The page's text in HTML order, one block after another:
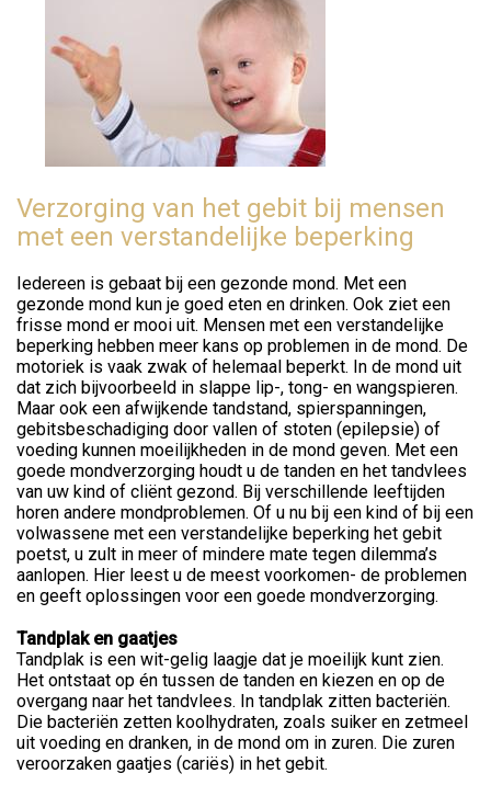
Verzorging van het gebit bij mensen
met een verstandelijke beperking
Iedereen is gebaat bij een gezonde mond. Met een
gezonde mond kun je goed eten en drinken. Ook ziet een
frisse mond er mooi uit. Mensen met een verstandelijke
beperking hebben meer kans op problemen in de mond. De
motoriek is vaak zwak of helemaal beperkt. In de mond uit
dat zich bijvoorbeeld in slappe lip-, tong- en wangspieren.
Maar ook een afwijkende tandstand, spierspanningen,
gebitsbeschadiging door vallen of stoten (epilepsie) of
voeding kunnen moeilijkheden in de mond geven. Met een
goede mondverzorging houdt u de tanden en het tandvlees
van uw kind of cliënt gezond. Bij verschillende leeftijden
horen andere mondproblemen. Of u nu bij een kind of bij een
volwassene met een verstandelijke beperking het gebit
poetst, u zult in meer of mindere mate tegen dilemma’s
aanlopen. Hier leest u de meest voorkomen- de problemen
en geeft oplossingen voor een goede mondverzorging.
Tandplak en gaatjes
Tandplak is een wit-gelig laagje dat je moeilijk kunt zien.
Het ontstaat op én tussen de tanden en kiezen en op de
overgang naar het tandvlees. In tandplak zitten bacteriën.
Die bacteriën zetten koolhydraten, zoals suiker en zetmeel
uit voeding en dranken, in de mond om in zuren. Die zuren
veroorzaken gaatjes (cariës) in het gebit.